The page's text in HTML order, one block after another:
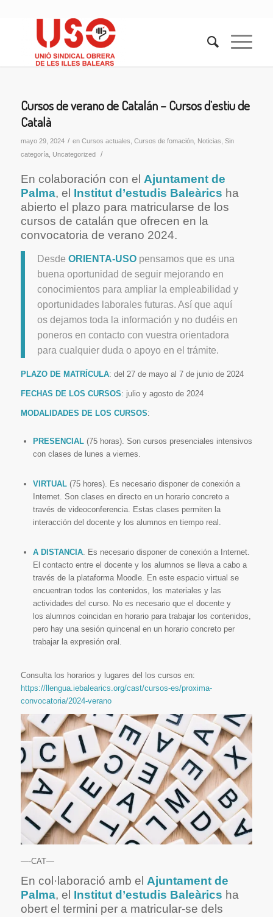
Cursos de verano de Catalán – Cursos d’estiu de
Català
mayo 29, 2024 / en Cursos actuales Cursos de fomación, Noticias Sin
categoría, Uncategorized /
En colaboración con el Ajuntament de
Palma, el Institut d’estudis Baleàrics ha
abierto el plazo para matricularse de los
cursos de catalán que ofrecen en la
convocatoria de verano 2024.
Desde ORIENTA-USOpensamos que es una
buena oportunidad de seguir mejorando en
conocimientos para ampliar la empleabilidad y
oportunidades laborales futuras. Así que aquí
os dejamos toda la información y no dudéis en
poneros en contacto con vuestra orientadora
para cualquier duda o apoyo en el trámite.
PLAZODE MATRÍCULA: del 27de mayoal 7de juniode 2024
FECHAS DE LOS CURSOS: julioyagosto de 2024
MODALI DADES DE LOS CURSOS:
PRESENCIAL(75 horas). Son cursos presenciales intensivos
con clases de lunes a viernes.
VIRTUAL(75 hores). Es necesario disponer de conexión a
Internet. Son clases en directo en un horario concreto a
través de videoconferencia. Estas clases permiten la
interacción del docente y los alumnos en tiempo real.
A DISTANCIA. Es necesario disponer de conexión a Internet.
El contacto entre el docente y los alumnos se lleva a cabo a
través de la plataforma Moodle. En este espacio virtual se
encuentrantodos los contenidos, los materiales yl as
actividades del curso. No es necesarioque el docente y
los alumnos coincidan en horario paratrabajar los contenidos,
pero hayuna sesión quincenal en un horario concreto per
trabajar l a expresión oral.
Consulta los horarios y lugares del los cursos en:
https://llengua.iebalearics.org/cast/cursos-es/proxima-
convocatoria/2024-verano
—-CAT—
En col·laboració amb el Ajuntament de
Palma, el Institut d’estudis Baleàrics ha
obert el termini per a matricular-se dels